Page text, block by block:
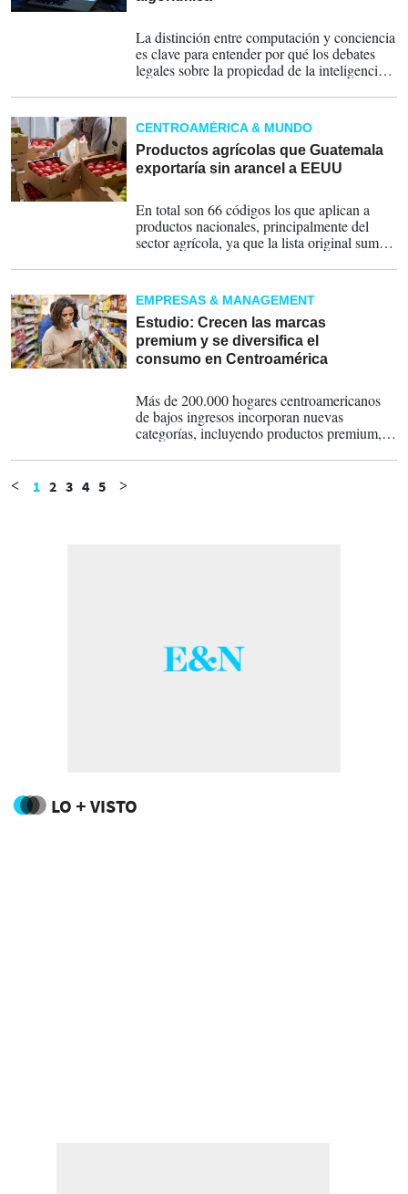
La distinción entre computación y conciencia
es clave para entender por qué los debates
legales sobre la propiedad de la inteligencia
CENTROAMÉRICA & MUNDO
Productos agrícolas que Guatemala
exportaría sin arancel a EEUU
En total son 66 códigos los que aplican a
productos nacionales, principalmente del
sector agrícola, ya que la lista original suman
EMPRESAS & MANAGEMENT
Estudio: Crecen las marcas
premium y se diversifica el
consumo en Centroamérica
Más de 200.000 hogares centroamericanos
de bajos ingresos incorporan nuevas
categorías, incluyendo productos premium, a
compra, señala estudio de Worldpanel by
< 1 2 3 4 5 >
LO + VISTO